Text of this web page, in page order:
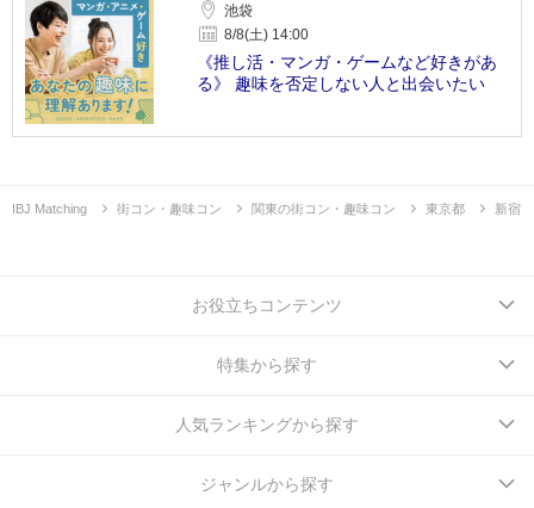
池袋
8/8(土) 14:00
《推し活・マンガ・ゲームなど好きがあ
る》 趣味を否定しない人と出会いたい
IBJ Matching 街コン・趣味コン 関東の街コン・趣味コン 東京都 新宿
お役立ちコンテンツ
特集から探す
人気ランキングから探す
ジャンルから探す